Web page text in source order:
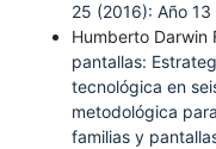
25 (2016): Año 13
Humberto Darwin
pantallas:
tecnológica en
metodológica
familias y